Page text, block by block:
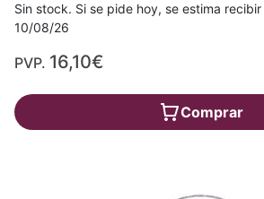
Sin stock. Si se pide hoy, se estima
10/08/26
PVP. 16,10€
Comprar